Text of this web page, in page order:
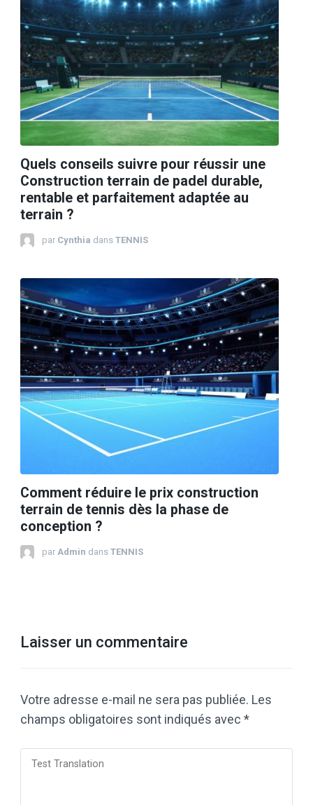
Quels conseils suivre pour réussir une
Construction terrain de padel durable,
rentable et parfaitement adaptée au
terrain ?
par Cynthia dans TENNIS
Comment réduire le prix construction
terrain de tennis dès la phase de
conception ?
par Admin dans TENNIS
Laisser un commentaire
Votre adresse e-mail ne sera pas publiée. Les
champs obligatoires sont indiqués avec *